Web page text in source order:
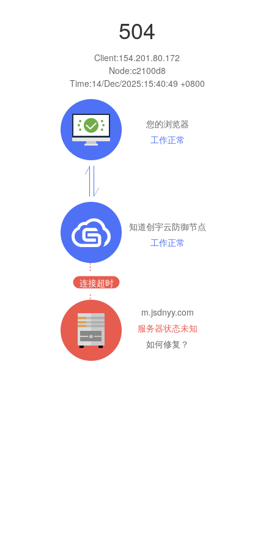
504
Client:154.201.80.172
Node:c2100d8
Time:14/Dec/2025:15:40:49 +0800
您的浏览器
工作正常
知道创宇云防御节点
工作正常
连接超时
m.jsdnyy.com
服务器状态未知
如何修复？